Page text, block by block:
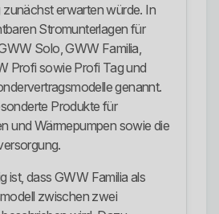
zunächst erwarten würde. In
Stromunterlagen für
Solo, GWW Familia,
Profi sowie Profi Tag und
genannt.
Produkte für
und Wärmepumpen sowie die
ist, dass GWW Familia als
zwischen zwei